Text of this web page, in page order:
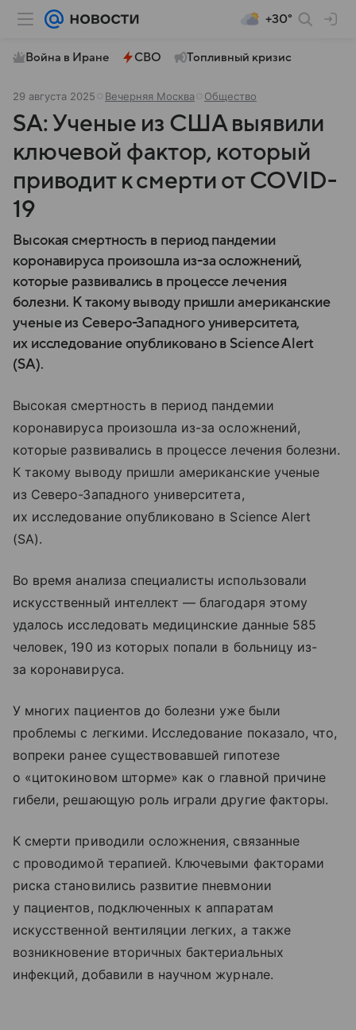
+30°
Война в Иране СВО Топливный кризис
29 августа 2025 Вечерняя Москва Общество
SA: Ученые из США выявили
ключевой фактор, который
приводит к смерти от COVID-
19
Высокая смертность в период пандемии
коронавируса произошла из-за осложнений,
которые развивались в процессе лечения
болезни. К такому выводу пришли американские
ученые из Северо-Западного университета,
их исследование опубликовано в Science Alert
(SA).
Высокая смертность в период пандемии
коронавируса произошла из-за осложнений,
которые развивались в процессе лечения болезни.
К такому выводу пришли американские ученые
из Северо-Западного университета,
их исследование опубликовано в Science Alert
(SA).
Во время анализа специалисты использовали
искусственный интеллект — благодаря этому
удалось исследовать медицинские данные 585
человек, 190 из которых попали в больницу из-
за коронавируса.
У многих пациентов до болезни уже были
проблемы с легкими. Исследование показало, что,
вопреки ранее существовавшей гипотезе
о «цитокиновом шторме» как о главной причине
гибели, решающую роль играли другие факторы.
К смерти приводили осложнения, связанные
с проводимой терапией. Ключевыми факторами
риска становились развитие пневмонии
у пациентов, подключенных к аппаратам
искусственной вентиляции легких, а также
возникновение вторичных бактериальных
инфекций, добавили в научном журнале.